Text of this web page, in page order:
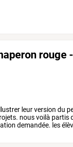
rouge
leurversion du
nousvoilà partis
demandée. les